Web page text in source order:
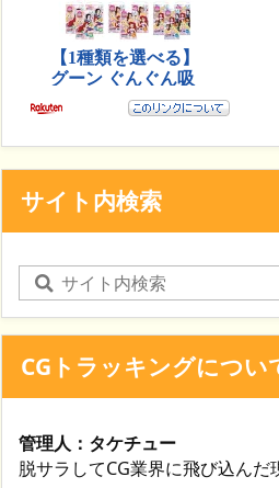
サイト内検索
CGトラッキングについ
管理人：タケチュー
脱サラしてCG業界に飛び込んだ